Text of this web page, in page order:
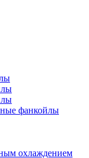
фанкойлы
охлаждением